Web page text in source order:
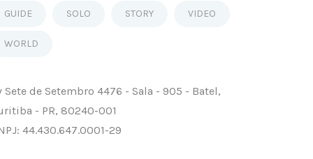
GUIDE SOLO STORY VIDEO
WORLD
Sete de Setembro 4476 - Sala - 905 - Batel,
- PR, 80240-001
44.430.647.0001-29